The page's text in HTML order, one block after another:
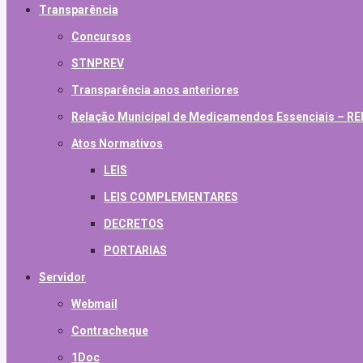
Transparência
Concursos
STNPREV
Transparência anos anteriores
Relação Municipal de Medicamendos Essenciais –
Atos Normativos
LEIS
LEIS COMPLEMENTARES
DECRETOS
PORTARIAS
Servidor
Webmail
Contracheque
1Doc